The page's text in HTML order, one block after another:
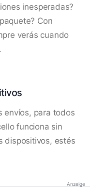
inesperadas?
Con
verás cuando
envíos, para todos
funciona sin
dispositivos, estés
Anzeige